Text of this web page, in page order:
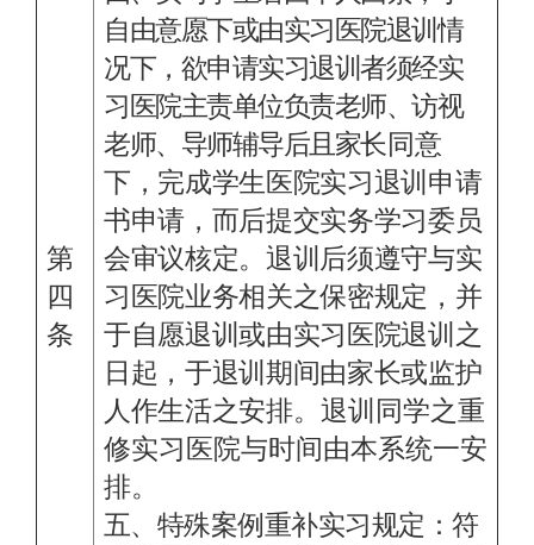
第
四
条
自由意愿下或由实习医院退训情
况下，欲申请实习退训者须经实
习医院主责单位负责老师、访视
老师、导师辅导后且家长同意
下，完成学生医院实习退训申请
书申请，而后提交实务学习委员
会审议核定。退训后须遵守与实
习医院业务相关之保密规定，并
于自愿退训或由实习医院退训之
日起，于退训期间由家长或监护
人作生活之安排。退训同学之重
修实习医院与时间由本系统一安
排。
五、特殊案例重补实习规定：符